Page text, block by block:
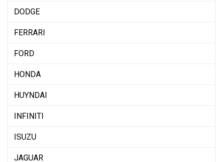
DODGE
FERRARI
FORD
HONDA
HUYNDAI
INFINITI
ISUZU
JAGUAR